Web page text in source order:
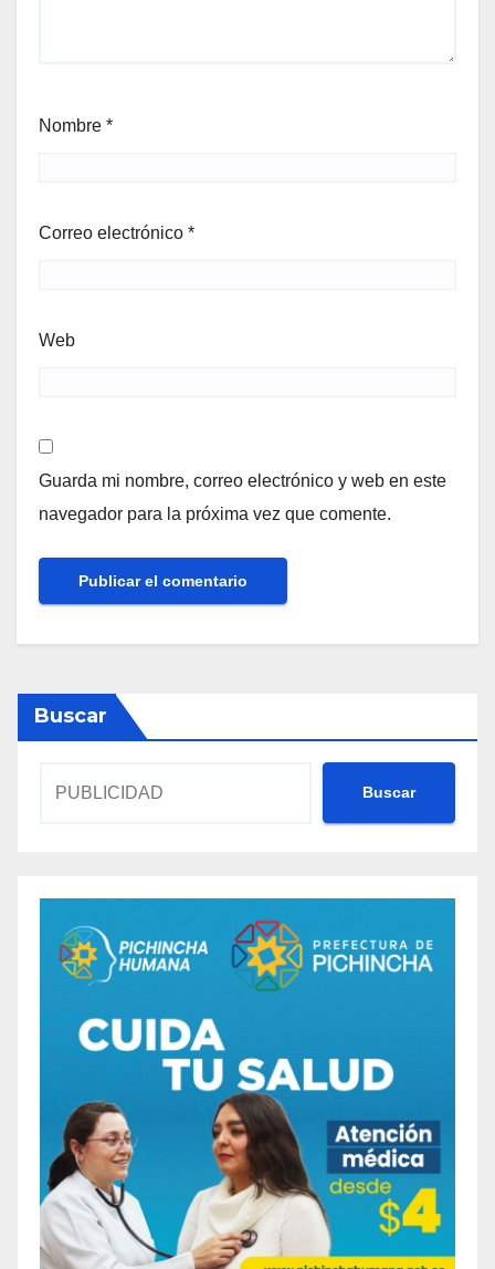
Nombre *
Correo electrónico *
Web
Guarda mi nombre, correo electrónico y web en este
navegador para la próxima vez que comente.
Buscar
Buscar